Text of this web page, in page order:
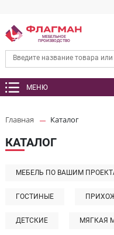
МЕБЕЛЬНОЕ
ПРОИЗВОДСТВО
МЕНЮ
Главная Каталог
КАТАЛОГ
МЕБЕЛЬ ПО ВАШИМ
ГОСТИНЫЕ
ДЕТСКИЕ МЯГКАЯ